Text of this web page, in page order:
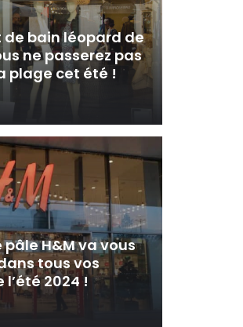
bain léopard de
ne passerez pas
plage cet été !
H&M va vous
tous vos
2024 !